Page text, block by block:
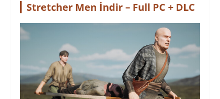
Stretcher Men İndir – Full PC + DLC